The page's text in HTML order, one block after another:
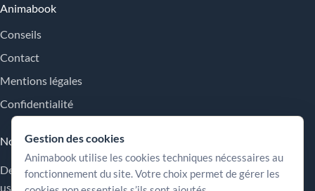
Animabook
Conseils
Contact
Mentions légales
Confidentialité
Nos engagements
Des repères simples pour comparer les offres, comprendre les
usages et choisir plus sereinement.
Gestion des cookies
Animabook utilise les cookies techniques nécessaires au
fonctionnement du site. Votre choix permet de gérer les